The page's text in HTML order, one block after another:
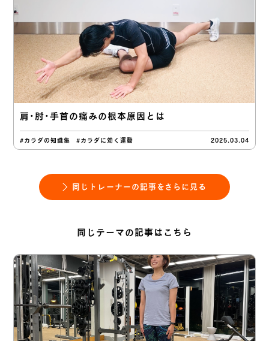
肩・肘・手首の痛みの根本原因とは
#カラダの知識集 #カラダに効く運動 2025.03.04
同じトレーナーの記事をさらに見る
同じテーマの記事はこちら